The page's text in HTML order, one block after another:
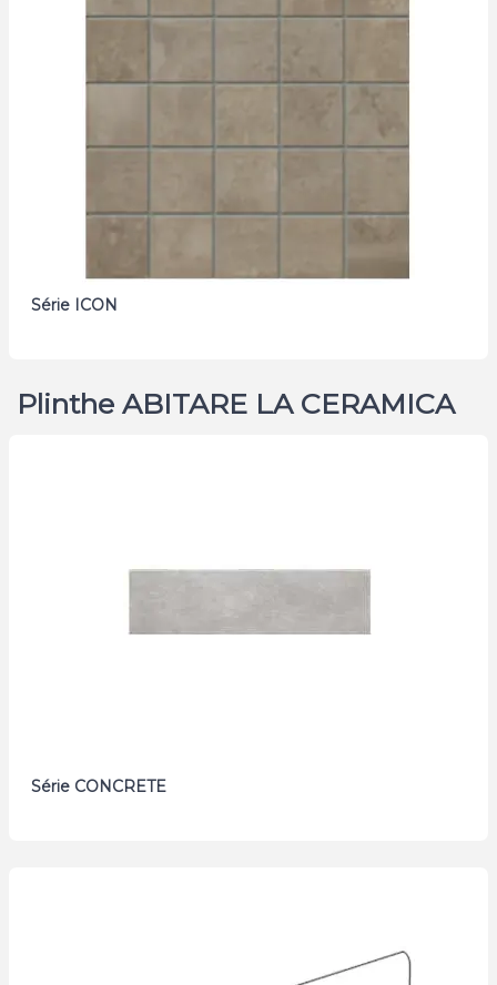
Série ICON
Plinthe ABITARE LA CERAMICA
Série CONCRETE